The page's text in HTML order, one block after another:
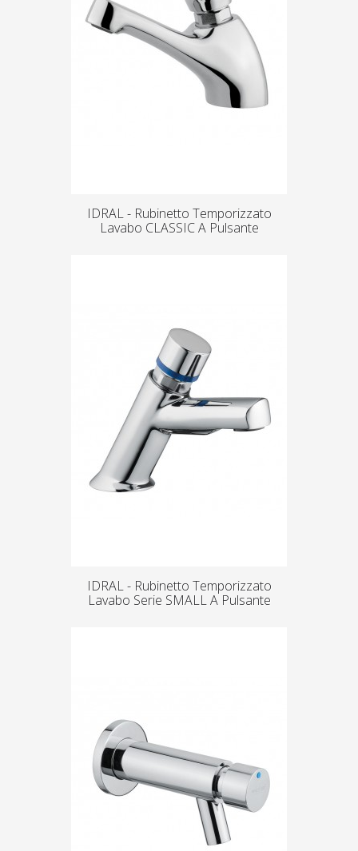
IDRAL - Rubinetto Temporizzato
Lavabo CLASSIC A Pulsante
IDRAL - Rubinetto Temporizzato
Lavabo Serie SMALL A Pulsante